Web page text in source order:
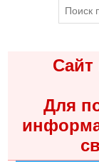
Сайт
Для